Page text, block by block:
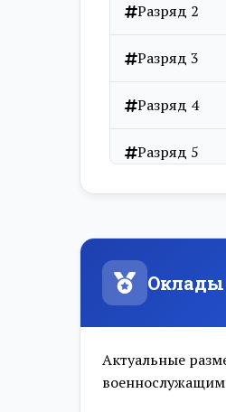
Разряд 2
Разряд 3
Разряд 4
Разряд 5
Разряд 6
Разряд 8
Разряд 10
Оклады
Актуальные
военнослужащим